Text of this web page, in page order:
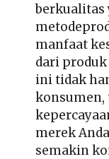
berkualitas
manfaat
dari
ini tidak
konsumen,
merek
semakin